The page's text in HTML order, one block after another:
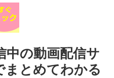
中の動画配信サ
まとめてわかる